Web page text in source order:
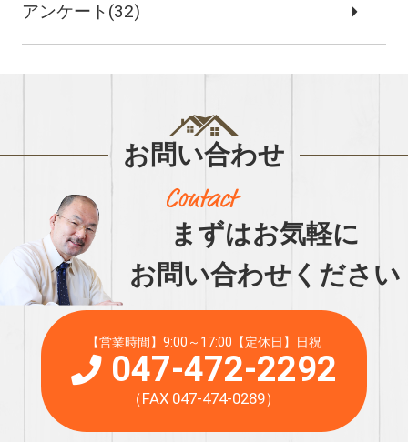
アンケート(32)
お問い合わせ
まずはお気軽に
お問い合わせください
【営業時間】9:00～17:00【定休日】日祝
047-472-2292
（FAX 047-474-0289）